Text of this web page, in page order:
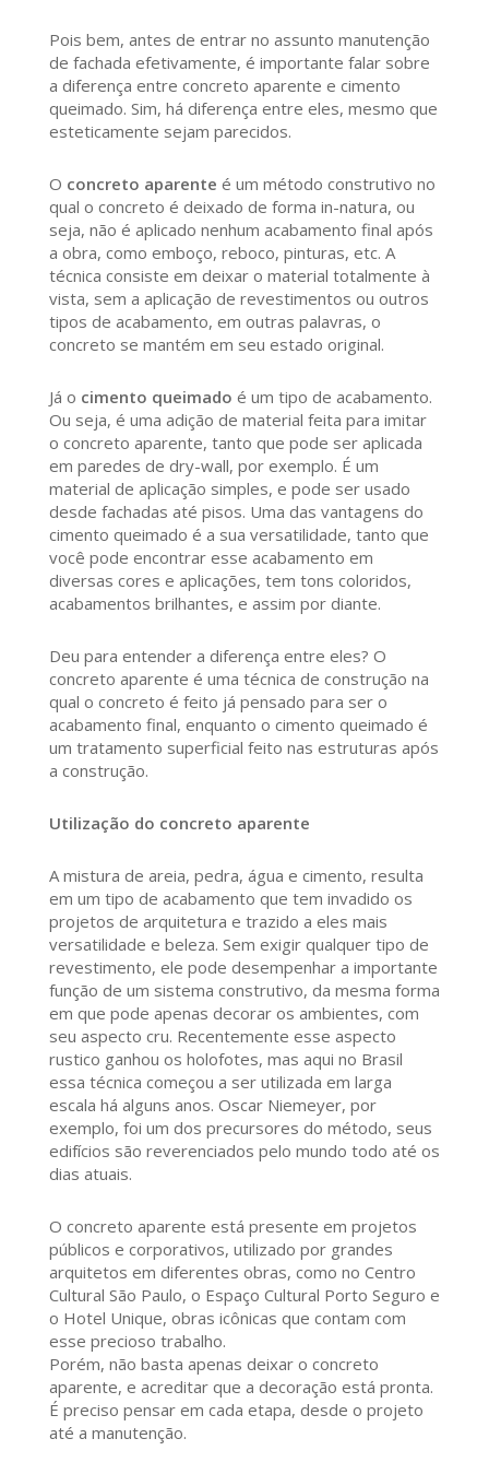
Pois bem, antes de entrar no assunto manutenção
de fachada efetivamente, é importante falar sobre
a diferença entre concreto aparente e cimento
queimado. Sim, há diferença entre eles, mesmo que
esteticamente sejam parecidos.
O concreto aparente é um método construtivo no
qual o concreto é deixado de forma in-natura, ou
seja, não é aplicado nenhum acabamento final após
a obra, como emboço, reboco, pinturas, etc. A
técnica consiste em deixar o material totalmente à
vista, sem a aplicação de revestimentos ou outros
tipos de acabamento, em outras palavras, o
concreto se mantém em seu estado original.
Já o cimento queimado é um tipo de acabamento.
Ou seja, é uma adição de material feita para imitar
o concreto aparente, tanto que pode ser aplicada
em paredes de dry-wall, por exemplo. É um
material de aplicação simples, e pode ser usado
desde fachadas até pisos. Uma das vantagens do
cimento queimado é a sua versatilidade, tanto que
você pode encontrar esse acabamento em
diversas cores e aplicações, tem tons coloridos,
acabamentos brilhantes, e assim por diante.
Deu para entender a diferença entre eles? O
concreto aparente é uma técnica de construção na
qual o concreto é feito já pensado para ser o
acabamento final, enquanto o cimento queimado é
um tratamento superficial feito nas estruturas após
a construção.
Utilização do concreto aparente
A mistura de areia, pedra, água e cimento, resulta
em um tipo de acabamento que tem invadido os
projetos de arquitetura e trazido a eles mais
versatilidade e beleza. Sem exigir qualquer tipo de
revestimento, ele pode desempenhar a importante
função de um sistema construtivo, da mesma forma
em que pode apenas decorar os ambientes, com
seu aspecto cru. Recentemente esse aspecto
rustico ganhou os holofotes, mas aqui no Brasil
essa técnica começou a ser utilizada em larga
escala há alguns anos. Oscar Niemeyer, por
exemplo, foi um dos precursores do método, seus
edifícios são reverenciados pelo mundo todo até os
dias atuais.
O concreto aparente está presente em projetos
públicos e corporativos, utilizado por grandes
arquitetos em diferentes obras, como no Centro
Cultural São Paulo, o Espaço Cultural Porto Seguro e
o Hotel Unique, obras icônicas que contam com
esse precioso trabalho.
Porém, não basta apenas deixar o concreto
aparente, e acreditar que a decoração está pronta.
É preciso pensar em cada etapa, desde o projeto
até a manutenção.